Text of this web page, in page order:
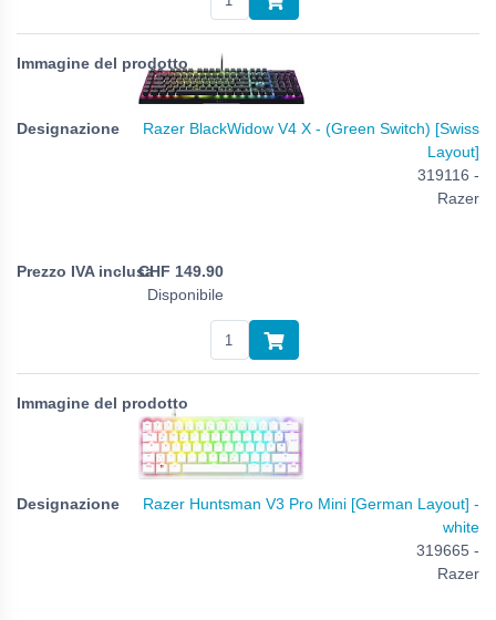
Razer BlackWidow V4 X - (Green Switch) [Swiss
Layout]
319116 -
Razer
CHF 149.90
Disponibile
Razer Huntsman V3 Pro Mini [German Layout] -
white
319665 -
Razer